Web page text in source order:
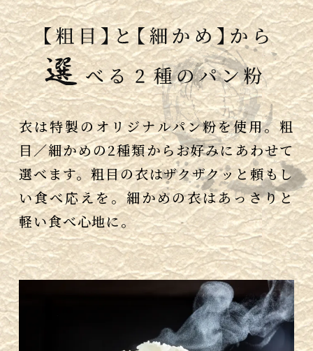
衣は特製のオリジナルパン粉を使用。粗
目／細かめの2種類からお好みにあわせて
選べます。粗目の衣はザクザクッと頼もし
い食べ応えを。細かめの衣はあっさりと
軽い食べ心地に。